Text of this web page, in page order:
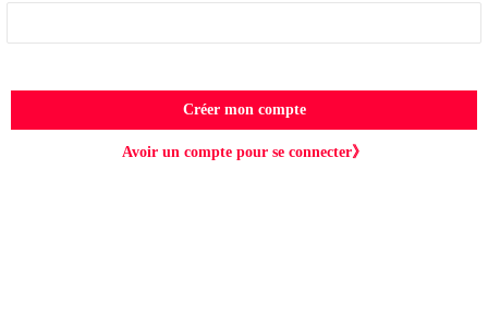
Créer mon compte
Avoir un compte pour se connecter》